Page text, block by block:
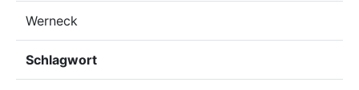
Werneck
Schlagwort